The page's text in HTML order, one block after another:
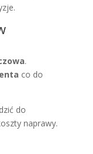
.
co do
do
naprawy.